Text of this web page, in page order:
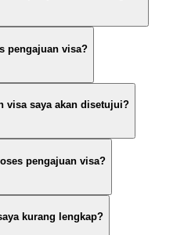
pengajuan visa?
visa saya akan disetujui?
pengajuan visa?
kurang lengkap?